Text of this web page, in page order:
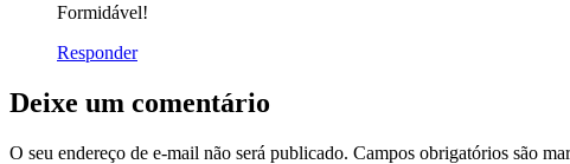
Formidável!
Responder
Deixe um comentário
O seu endereço de e-mail não será publicado. Campos obrigatórios são